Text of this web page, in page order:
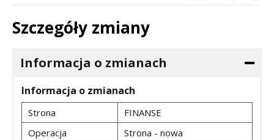
Szczegóły zmiany
Informacja o zmianach
Informacja o zmianach
Strona
FINANSE
Operacja
Strona - nowa